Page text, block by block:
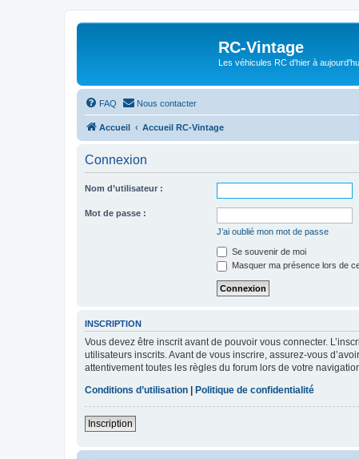
RC-Vintage
Les véhicules RC d'hier à
FAQ Nous contacter
Accueil Accueil RC-Vintage
Connexion
Nom d’utilisateur :
Mot de passe :
J’ai oublié mon mot de passe
Se souvenir de moi
Masquer ma présence lors de
INSCRIPTION
Vous devez être inscrit avant de pouvoir vous connecter.
utilisateurs inscrits. Avant de vous inscrire, assurez-vous
attentivement toutes les règles du forum lors de votre
Conditions d’utilisation
Politique de confidentialité
Inscription